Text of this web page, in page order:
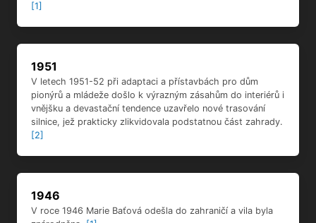
[1]
1951
V letech 1951-52 při adaptaci a přístavbách pro dům
pionýrů a mládeže došlo k výrazným zásahům do interiérů i
vnějšku a devastační tendence uzavřelo nové trasování
silnice, jež prakticky zlikvidovala podstatnou část zahrady.
[2]
1946
V roce 1946 Marie Baťová odešla do zahraničí a vila byla